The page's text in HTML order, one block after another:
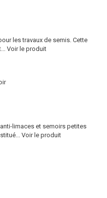
les travaux de semis. Cette
Voir le produit
limaces et semoirs petites
Voir le produit